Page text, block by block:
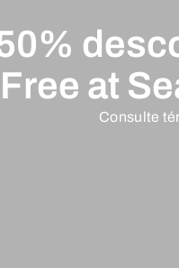
Free at
Consulte